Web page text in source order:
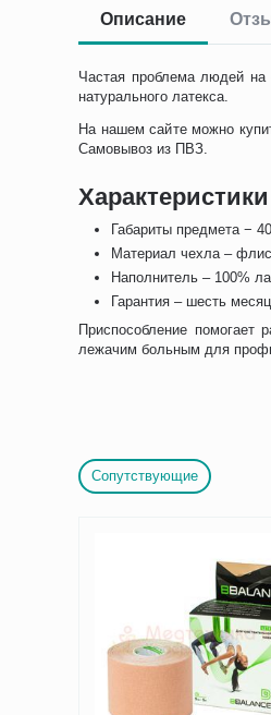
Описание
Частая проблема людей на
натурального латекса.
На нашем сайте можно
Самовывоз из ПВЗ.
Характеристики
Габариты предмета −
Материал чехла –
Наполнитель – 100%
Гарантия – шесть
Приспособление помогает
лежачим больным для
Сопутствующие